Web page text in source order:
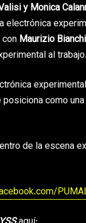
y Monica
Maurizio
al trabajo.
como
de la escena